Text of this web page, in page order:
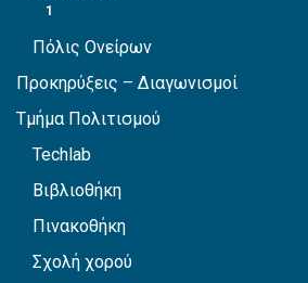
1
Πόλις Ονείρων
Προκηρύξεις – Διαγωνισμοί
Τμήμα Πολιτισμού
Techlab
Βιβλιοθήκη
Πινακοθήκη
Σχολή χορού